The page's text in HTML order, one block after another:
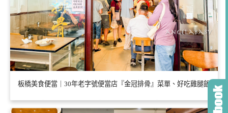
板橋美食便當｜30年老字號便當店『金冠排骨』菜單、好吃雞腿飯